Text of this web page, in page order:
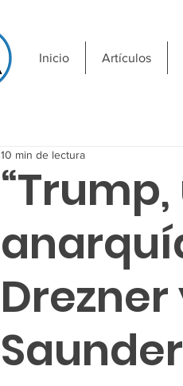
Inicio Artículos
Drezner
10 min de lectura